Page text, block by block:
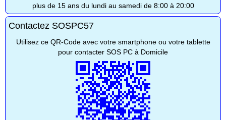
plus de 15 ans du lundi au samedi de 8:00 à 20:00
Contactez SOSPC57
Utilisez ce QR-Code avec votre smartphone ou votre tablette
pour contacter SOS PC à Domicile